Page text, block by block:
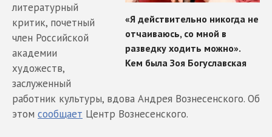
литературный
критик, почетный
член Российской
академии
художеств,
заслуженный
работник культуры, вдова Андрея Вознесенского. Об
этом сообщает Центр Вознесенского.